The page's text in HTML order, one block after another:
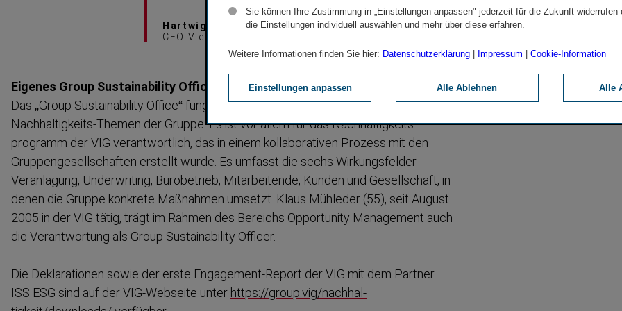
Hartwig Löger
CEO Vienna Insurance Group
Eigenes Group Sustaina­bility Office
Das „Group Sustaina­bility Office“ fungiert als proaktiver Koordinator für alle
Nachhaltigkeits-​Themen der Gruppe. Es ist vor allem für das Nachhal­tig­keits­
programm der VIG verant­wortlich, das in einem kollabo­rativen Prozess mit den
Gruppen­ge­sell­schaften erstellt wurde. Es umfasst die sechs Wirkungs­felder
Veranlagung, Underwriting, Bürobetrieb, Mitarbeitende, Kunden und Gesell­schaft, in
denen die Gruppe konkrete Maßnahmen umsetzt. Klaus Mühleder (55), seit August
2005 in der VIG tätig, trägt im Rahmen des Bereichs Opportunity Management auch
die Verant­wortung als Group Sustaina­bility Officer.
Die Deklara­tionen sowie der erste Engagement-​Report der VIG mit dem Partner
ISS ESG sind auf der VIG-​Webseite unter https://group.vig/nachhal­
Sie können Ihre Zustimmung in „Einstellungen anpassen" jederzeit für die Zukunft widerrufen
die Einstellungen individuell auswählen und mehr über diese erfahren.
Weitere Informationen finden Sie hier: Datenschutzerklärung | Impressum | Cookie-Information
Einstellungen anpassen Alle Ablehnen Alle